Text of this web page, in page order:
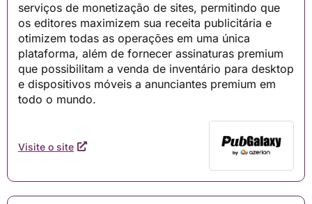
serviços de monetização de sites, permitindo que
os editores maximizem sua receita publicitária e
otimizem todas as operações em uma única
plataforma, além de fornecer assinaturas premium
que possibilitam a venda de inventário para desktop
e dispositivos móveis a anunciantes premium em
todo o mundo.
Visite o site